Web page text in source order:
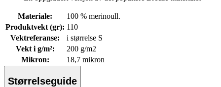
Materiale:
100 % merinoull.
Produktvekt (gr): 110
Vektreferanse:
i størrelse S
Vekt i g/m²:
200 g/m2
Mikron: 18,7 mikron
Størrelseguide